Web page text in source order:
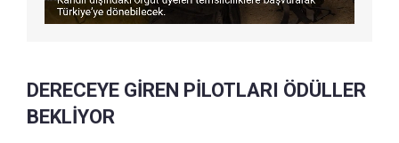
DERECEYE GİREN PİLOTLARI ÖDÜLLER
BEKLİYOR